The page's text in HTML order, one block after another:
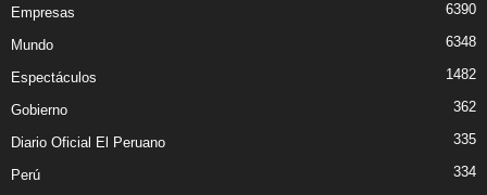
Empresas 6390
Mundo 6348
Espectáculos 1482
Gobierno 362
Diario Oficial El Peruano 335
Perú 334